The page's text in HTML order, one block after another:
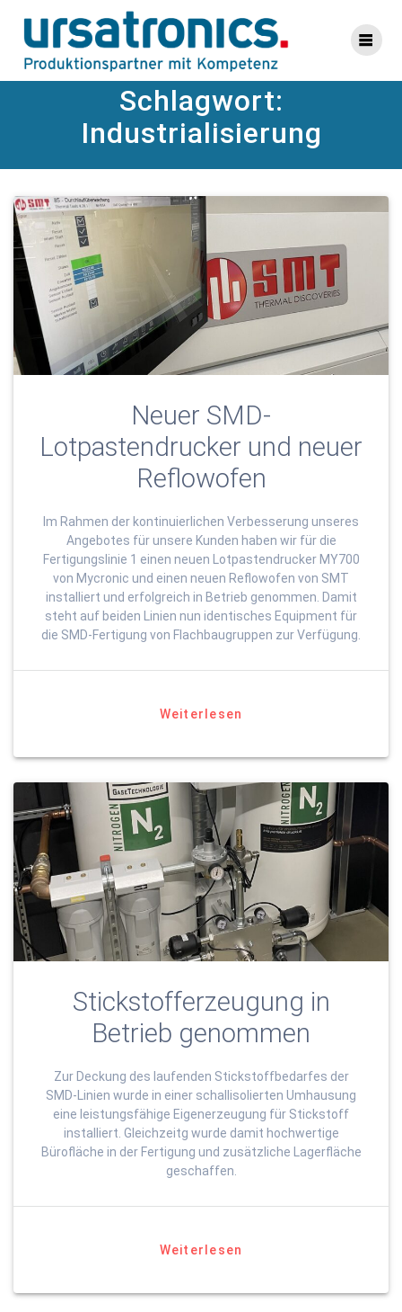
Inhalt
springen
Schlagwort:
Industrialisierung
Neuer SMD-
Lotpastendrucker und neuer
Reflowofen
Im Rahmen der kontinuierlichen Verbesserung unseres
Angebotes für unsere Kunden haben wir für die
Fertigungslinie 1 einen neuen Lotpastendrucker MY700
von Mycronic und einen neuen Reflowofen von SMT
installiert und erfolgreich in Betrieb genommen. Damit
steht auf beiden Linien nun identisches Equipment für
die SMD-Fertigung von Flachbaugruppen zur Verfügung.
Weiterlesen
Stickstofferzeugung in
Betrieb genommen
Zur Deckung des laufenden Stickstoffbedarfes der
SMD-Linien wurde in einer schallisolierten Umhausung
eine leistungsfähige Eigenerzeugung für Stickstoff
installiert. Gleichzeitg wurde damit hochwertige
Bürofläche in der Fertigung und zusätzliche Lagerfläche
geschaffen.
Weiterlesen